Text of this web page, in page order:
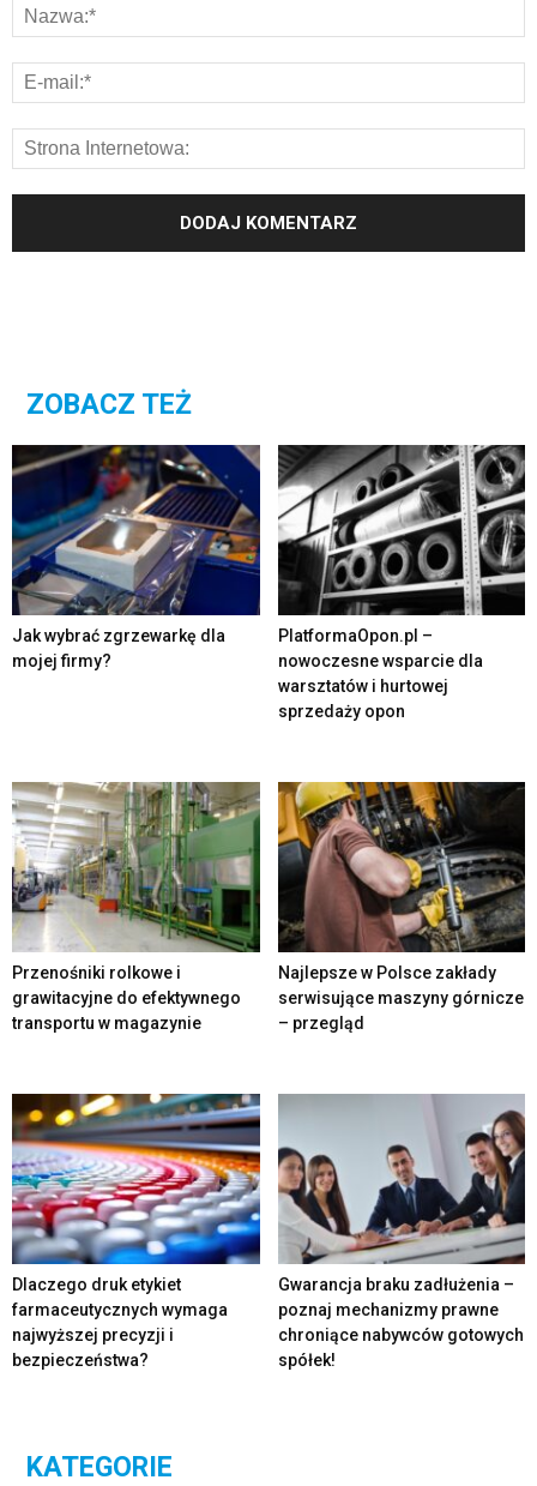
ZOBACZ TEŻ
Jak wybrać zgrzewarkę dla
mojej firmy?
PlatformaOpon.pl –
nowoczesne wsparcie dla
warsztatów i hurtowej
sprzedaży opon
Przenośniki rolkowe i
grawitacyjne do efektywnego
transportu w magazynie
Najlepsze w Polsce zakłady
serwisujące maszyny górnicze
– przegląd
Dlaczego druk etykiet
farmaceutycznych wymaga
najwyższej precyzji i
bezpieczeństwa?
Gwarancja braku zadłużenia –
poznaj mechanizmy prawne
chroniące nabywców gotowych
spółek!
KATEGORIE